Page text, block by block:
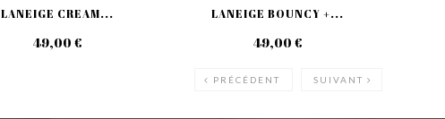
LANEIGE CREAM...
49,00 €
LANEIGE BOUNCY +...
49,00 €
PRÉCÉDENT SUIVANT